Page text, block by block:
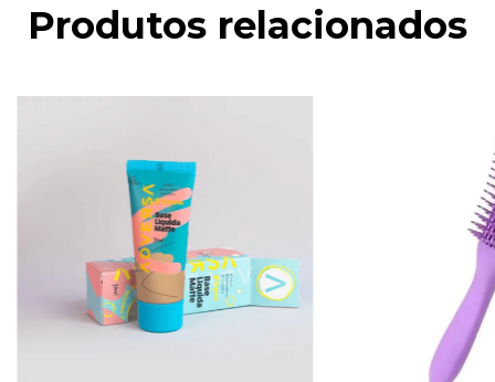
Produtos relacionados